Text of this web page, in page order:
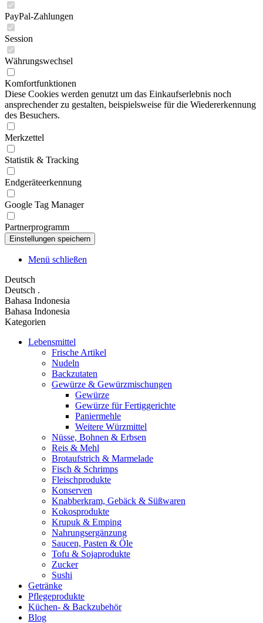
PayPal-Zahlungen
Session
Währungswechsel
Komfortfunktionen
Diese Cookies werden genutzt um das Einkaufserlebnis noch
ansprechender zu gestalten, beispielsweise für die Wiedererkennung
des Besuchers.
Merkzettel
Statistik & Tracking
Endgeräteerkennung
Google Tag Manager
Partnerprogramm
Menü schließen
Deutsch
Deutsch .
Bahasa Indonesia
Bahasa Indonesia
Kategorien
Lebensmittel
Frische Artikel
Nudeln
Backzutaten
Gewürze & Gewürzmischungen
Gewürze
Gewürze für Fertiggerichte
Paniermehle
Weitere Würzmittel
Nüsse, Bohnen & Erbsen
Reis & Mehl
Brotaufstrich & Marmelade
Fisch & Schrimps
Fleischprodukte
Konserven
Knabberkram, Gebäck & Süßwaren
Kokosprodukte
Krupuk & Emping
Nahrungsergänzung
Saucen, Pasten & Öle
Tofu & Sojaprodukte
Zucker
Sushi
Getränke
Pflegeprodukte
Küchen- & Backzubehör
Blog